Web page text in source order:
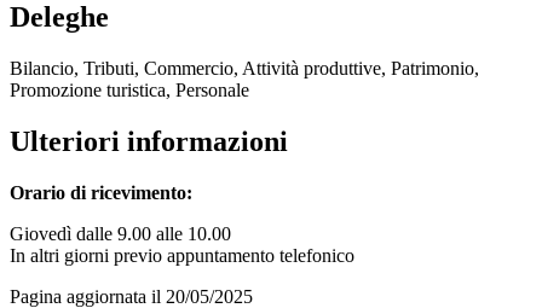
Deleghe
Bilancio, Tributi, Commercio, Attività produttive, Patrimonio,
Promozione turistica, Personale
Ulteriori informazioni
Orario di ricevimento:
Giovedì dalle 9.00 alle 10.00
In altri giorni previo appuntamento telefonico
Pagina aggiornata il 20/05/2025